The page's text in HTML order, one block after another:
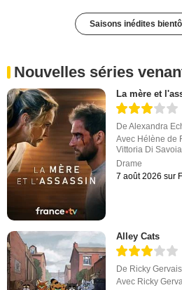
Saisons inédites
Nouvelles séries
La mère et
DeAlexandra
Avec Hélène de
Vittoria Di Savoia
Drame
7 août 2026 sur
Alley Cats
De Ricky Gervais
Avec Ricky